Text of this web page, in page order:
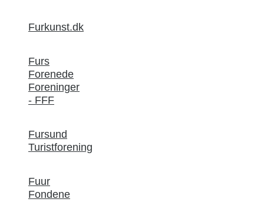
Furkunst.dk
Furs
Forenede
Foreninger
- FFF
Fursund
Turistforening
Fuur
Fondene